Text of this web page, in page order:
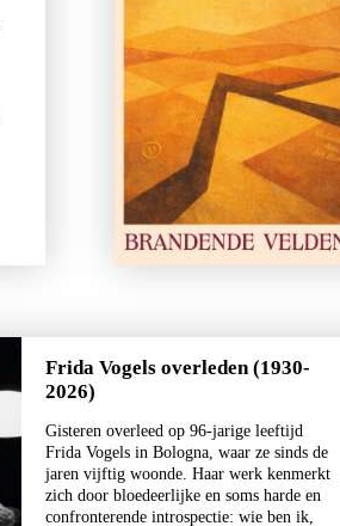
Tirade 503
€15,00
BESTEL
Reinhard Kaiser-Mühlecker
Frida Vogels overleden (1930-
2026)
Gisteren overleed op 96-jarige leeftijd
Frida Vogels in Bologna, waar ze sinds de
jaren vijftig woonde. Haar werk kenmerkt
zich door bloedeerlijke en soms harde en
confronterende introspectie: wie ben ik,